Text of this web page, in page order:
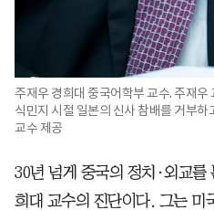
주재우 경희대 중국어학부 교수. 주재
식민지 시절 일본의 신사 참배를 거부
교수 제공
30년 넘게 중국의 정치·외교를
희대 교수의 진단이다. 그는